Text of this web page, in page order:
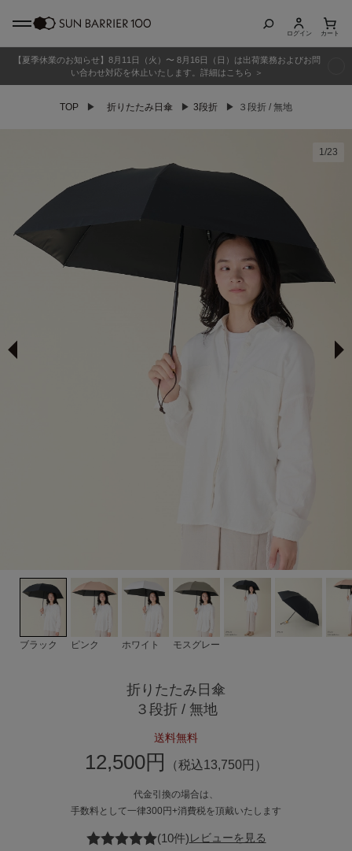
商品カテゴリ
グッズ
サンバリア100について
よみもの
商品の違い
ログイン カート
【夏季休業のお知らせ】8月11日（火）〜 8月16日（日）は出荷業務およびお問
い合わせ対応を休止いたします。詳細はこちら ＞
TOP ▶ 折りたたみ日傘 ▶ 3段折 ▶ ３段折 / 無地
1/23
ブラック ピンク ホワイト モスグレー
折りたたみ日傘
３段折 / 無地
送料無料
12,500円 （税込13,750円）
代金引換の場合は、
手数料として一律300円+消費税を頂戴いたします
(10件)レビューを見る